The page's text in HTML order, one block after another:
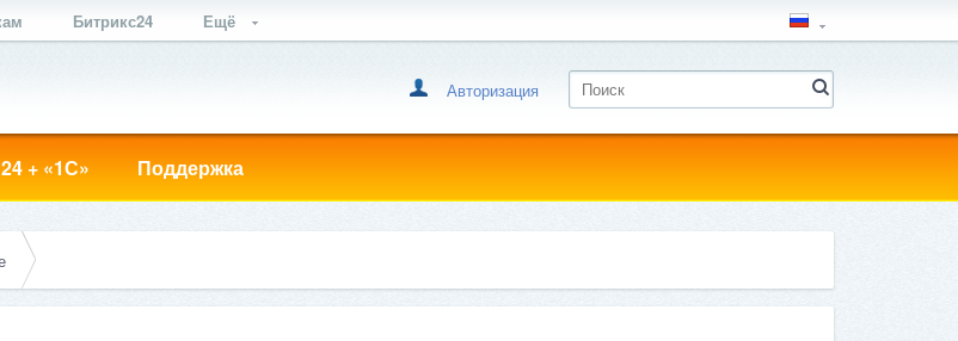
Битрикс24 Ещё
Авторизация
+ «1С» Поддержка